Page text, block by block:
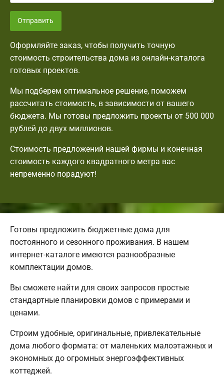
Отправить
Оформляйте заказ, чтобы получить точную
стоимость строительства дома из онлайн-каталога
готовых проектов.
Мы подберем оптимальное решение, поможем
рассчитать стоимость, в зависимости от вашего
бюджета. Мы готовы предложить проекты от 500 000
рублей до двух миллионов.
Стоимость предложений нашей фирмы и конечная
стоимость каждого квадратного метра вас
непременно порадуют!
Готовы предложить бюджетные дома для
постоянного и сезонного проживания. В нашем
интернет-каталоге имеются разнообразные
комплектации домов.
Вы сможете найти для своих запросов простые
стандартные планировки домов с примерами и
ценами.
Строим удобные, оригинальные, привлекательные
дома любого формата: от маленьких малоэтажных и
экономных до огромных энергоэффективных
коттеджей.